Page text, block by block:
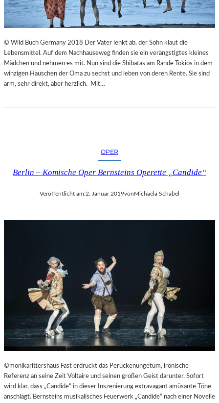
© Wild Buch Germany 2018 Der Vater lenkt ab, der Sohn klaut die
Lebensmittel. Auf dem Nachhauseweg finden sie ein verängstigtes kleines
Mädchen und nehmen es mit. Nun sind die Shibatas am Rande Tokios in dem
winzigen Häuschen der Oma zu sechst und leben von deren Rente. Sie sind
arm, sehr direkt, aber herzlich. Mit…
OPER
Berlin – Komische Oper Bernsteins Operette „Candide“
Veröffentlicht am:2. Januar 2019von Michaela Schabel
©monikarittershaus Fast erdrückt das Perückenungetüm, ironische
Referenz an seine Zeit Voltaire und seinen großen Geist darunter. Sofort
wird klar, dass „Candide“ in dieser Inszenierung extravagant amüsante Töne
anschlägt. Bernsteins musikalisches Feuerwerk „Candide“ nach einer Novelle